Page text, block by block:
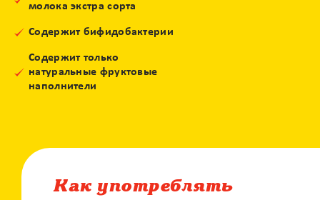
молока экстра сорта
Содержит бифидобактерии
Содержит только
натуральные фруктовые
наполнители
Как употреблять